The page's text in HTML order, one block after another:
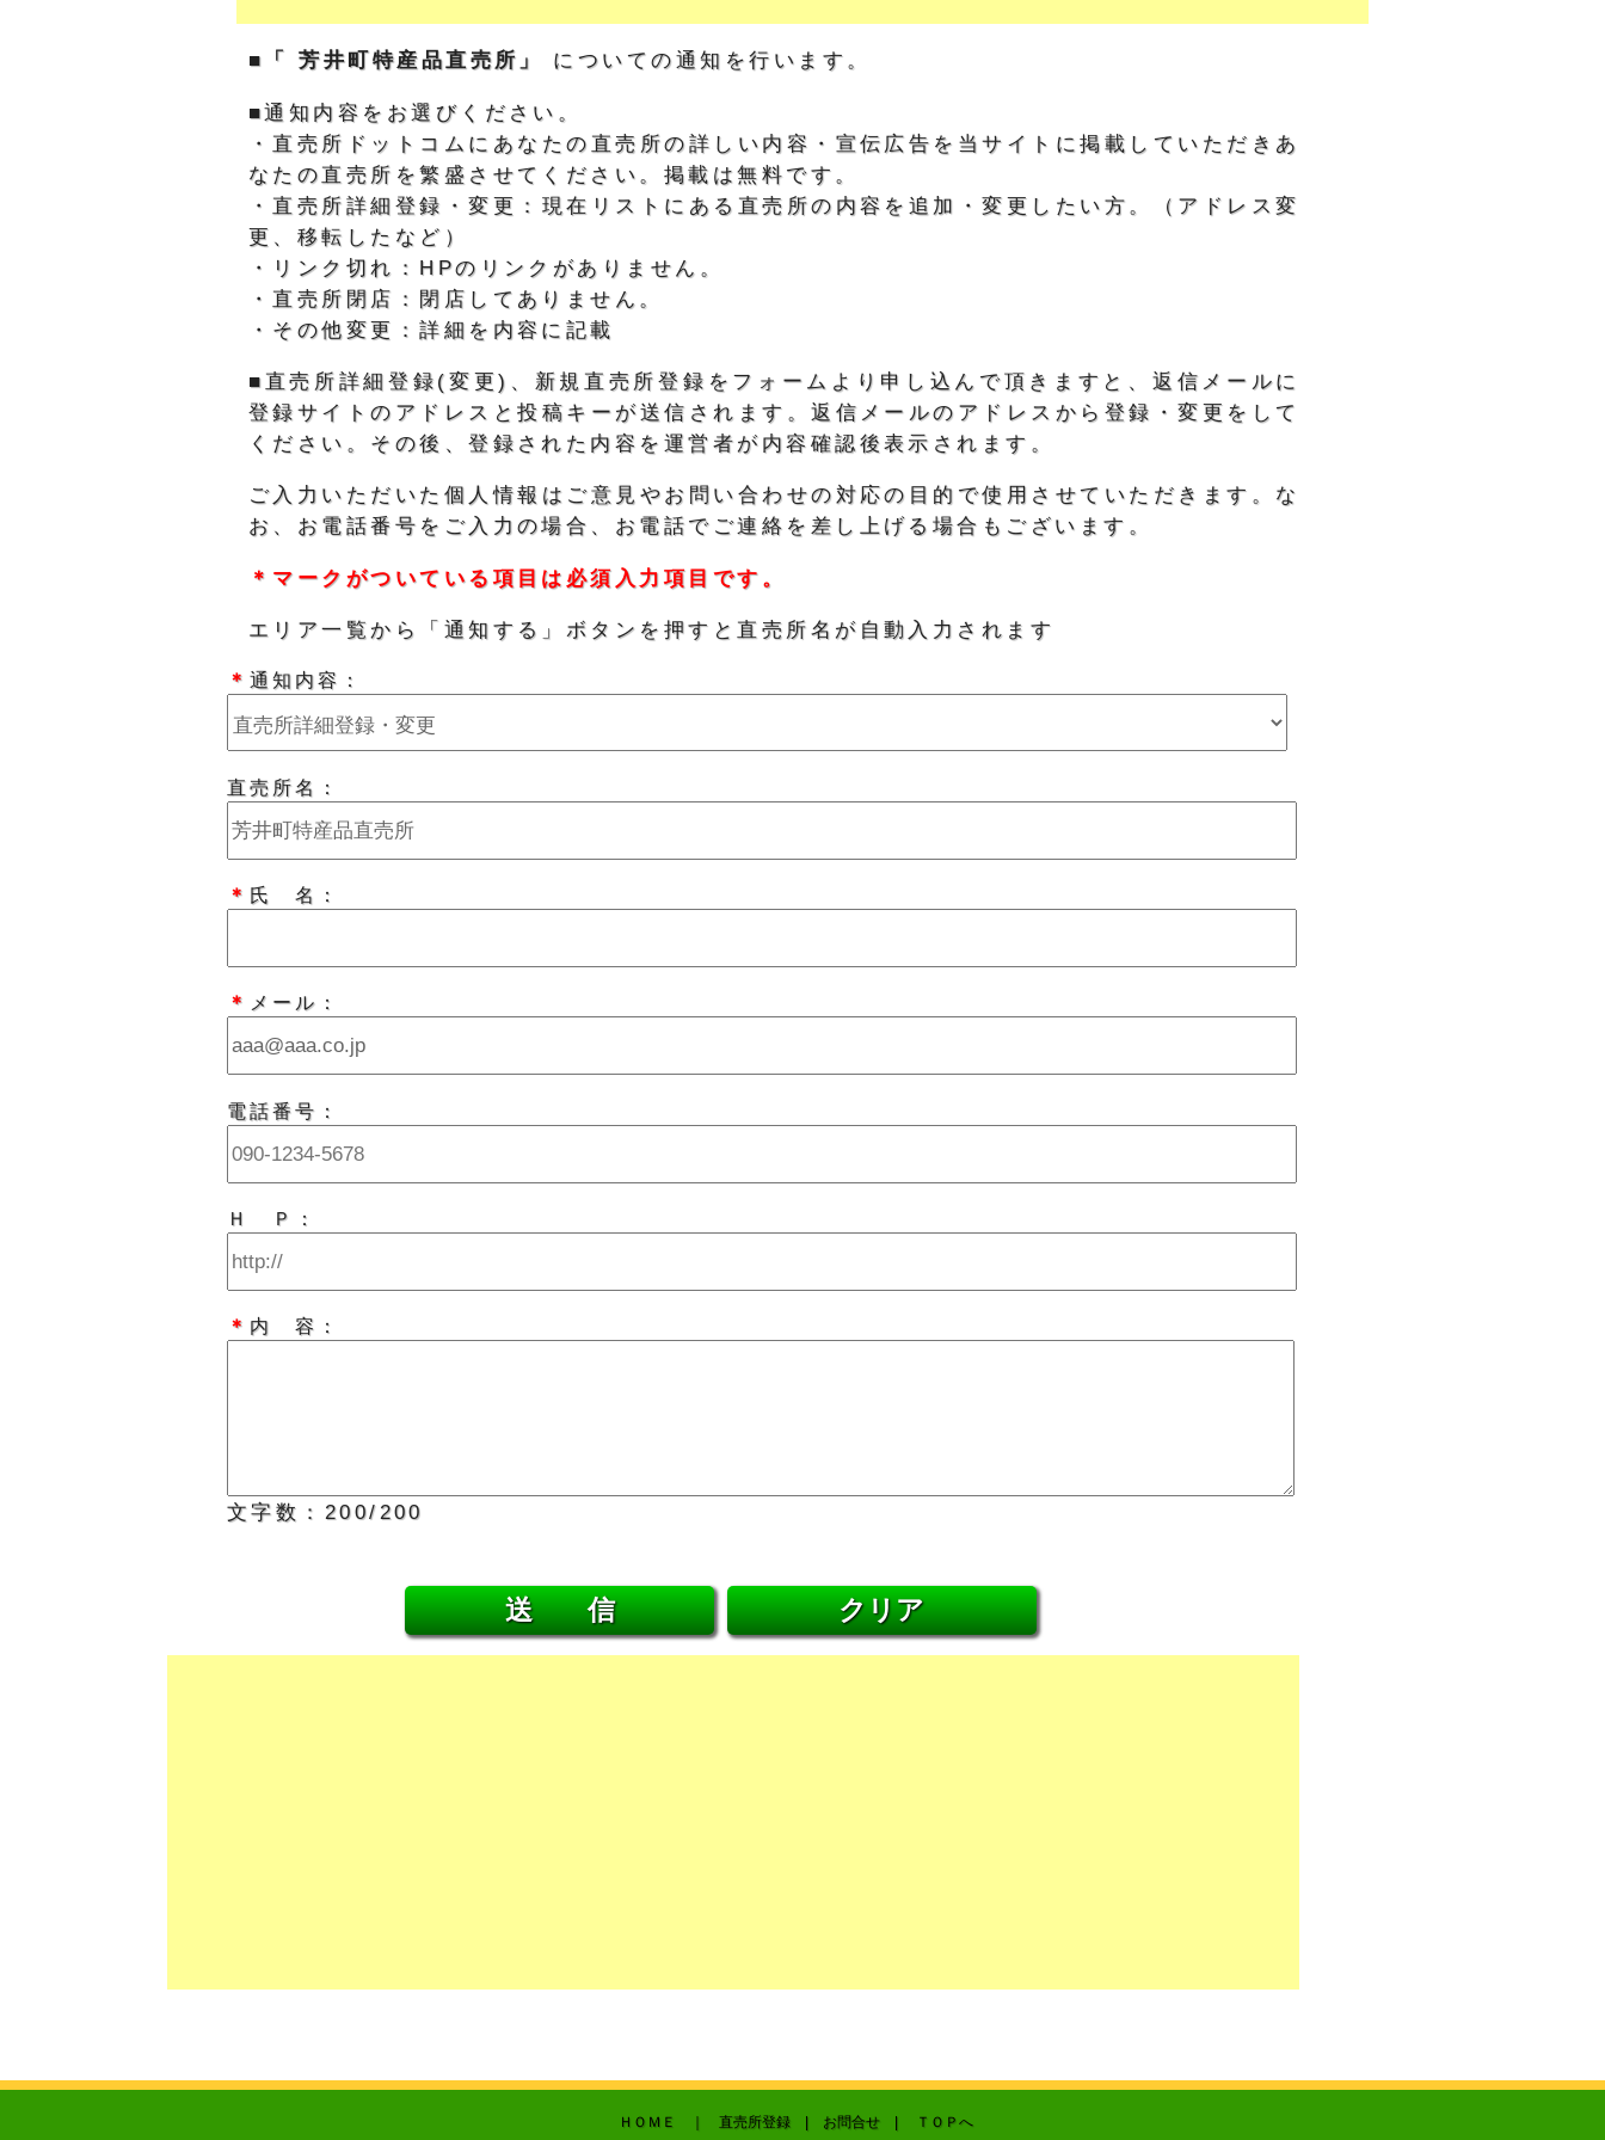
■「 芳井町特産品直売所」 についての通知を行います。
■通知内容をお選びください。
・直売所ドットコムにあなたの直売所の詳しい内容・宣伝広告を当サイトに掲載していただきあ
なたの直売所を繁盛させてください。掲載は無料です。
・直売所詳細登録・変更：現在リストにある直売所の内容を追加・変更したい方。（アドレス変
更、移転したなど）
・リンク切れ：HPのリンクがありません。
・直売所閉店：閉店してありません。
・その他変更：詳細を内容に記載
■直売所詳細登録(変更)、新規直売所登録をフォームより申し込んで頂きますと、返信メールに
登録サイトのアドレスと投稿キーが送信されます。返信メールのアドレスから登録・変更をして
ください。その後、登録された内容を運営者が内容確認後表示されます。
ご入力いただいた個人情報はご意見やお問い合わせの対応の目的で使用させていただきます。な
お、お電話番号をご入力の場合、お電話でご連絡を差し上げる場合もございます。
＊マークがついている項目は必須入力項目です。
エリア一覧から「通知する」ボタンを押すと直売所名が自動入力されます
＊ 通知内容：
直売所名：
＊ 氏 名：
＊ メール：
電話番号：
Ｈ Ｐ：
＊ 内 容：
文字数： 200/200
ＨＯＭＥ ｜ 直売所登録 | お問合せ| ＴＯＰへ